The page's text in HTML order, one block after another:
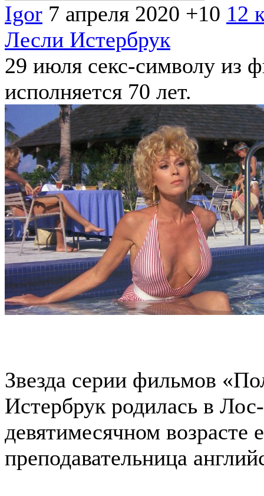
Igor 7 апреля 2020 +10 12
Лесли Истербрук
29 июля секс-символу из
исполняется 70 лет.
Звезда серии фильмов
Истербрук родилась в
девятимесячном возрасте
преподавательница